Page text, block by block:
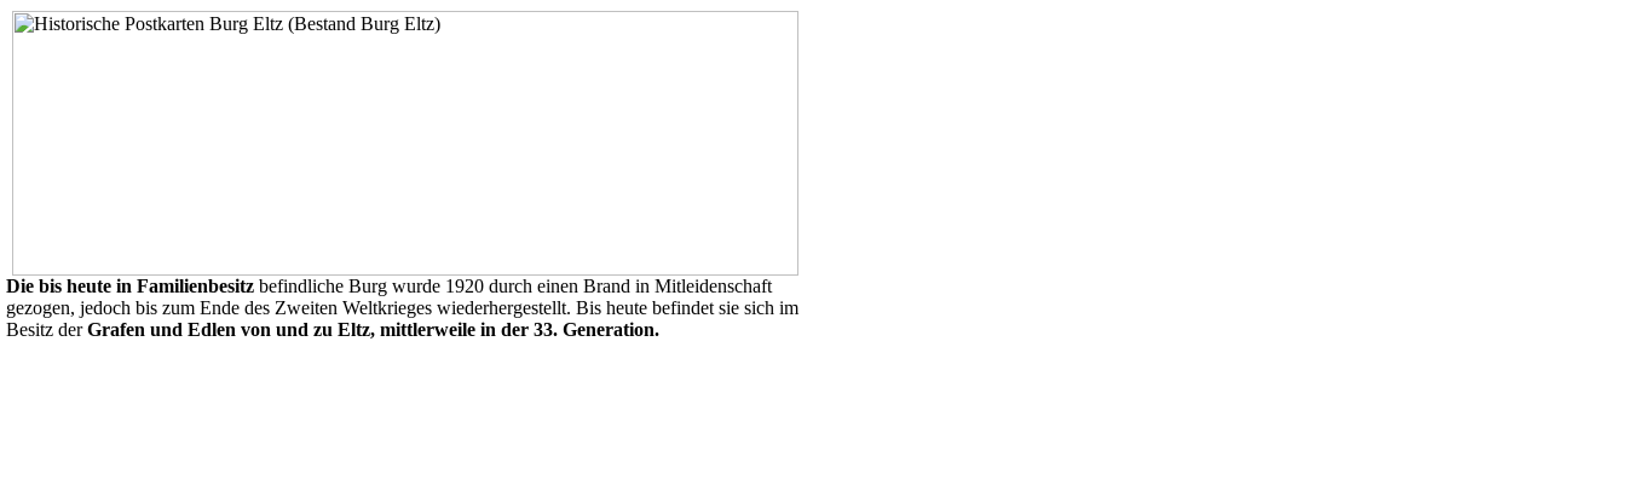
Die bis heute in Familienbesitz befindliche Burg wurde 1920 durch einen Brand in Mitleidenschaft
gezogen, jedoch bis zum Ende des Zweiten Weltkrieges wiederhergestellt. Bis heute befindet sie sich im
Besitz derGrafen und Edlen von und zu Eltz, mittlerweile in der 33. Generation.